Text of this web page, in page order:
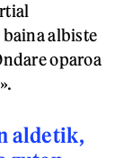
albiste
oparoa
aldetik,